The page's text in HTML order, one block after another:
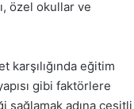
özel okullar ve
eğitim
gibi faktörlere
sağlamak adına çeşitli